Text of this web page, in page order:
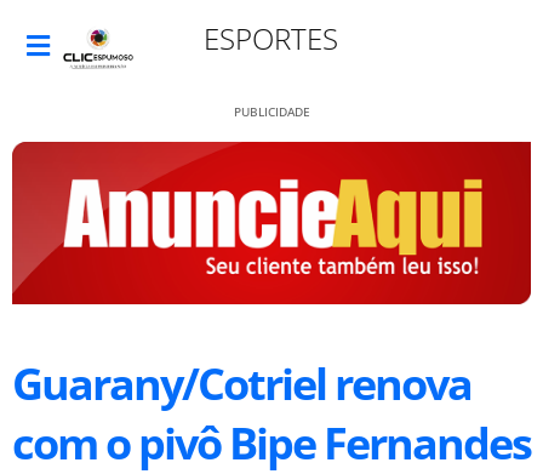
ESPORTES
PUBLICIDADE
Guarany/Cotriel renova
com o pivô Bipe Fernandes